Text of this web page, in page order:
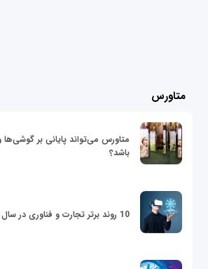
متاورس
متاورس می‌تواند پایانی بر
باشد؟
10 روند برتر تجارت و فناوری در سال 2022